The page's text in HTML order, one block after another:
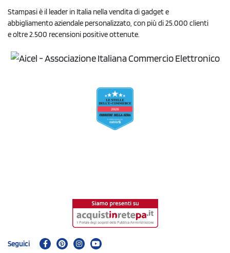
Stampasi è il leader in Italia nella vendita di gadget e
abbigliamento aziendale personalizzato, con più di 25.000 clienti
e oltre 2.500 recensioni positive ottenute.
Seguici